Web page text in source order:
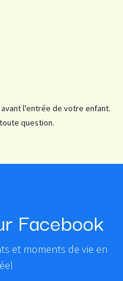
l'entrée de votre enfant.
question.
Facebook
et moments de vie en